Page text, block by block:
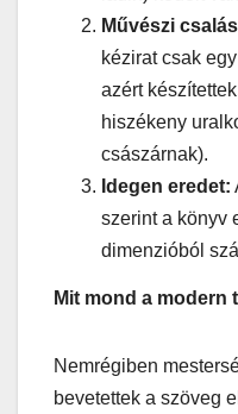
Művészi
kézirat csak
azért
hiszékeny
császárnak).
Idegen eredet:
szerint a könyv
dimenzióból
Mit mond a modern
Nemrégiben
bevetettek a szöveg